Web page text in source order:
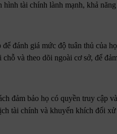
tài chính lành mạnh, khả
đánh giá mức độ tuân thủ của
và theo dõi ngoài cơ sở, để
đảm bảo họ có quyền truy cập
tài chính và khuyến khích đối